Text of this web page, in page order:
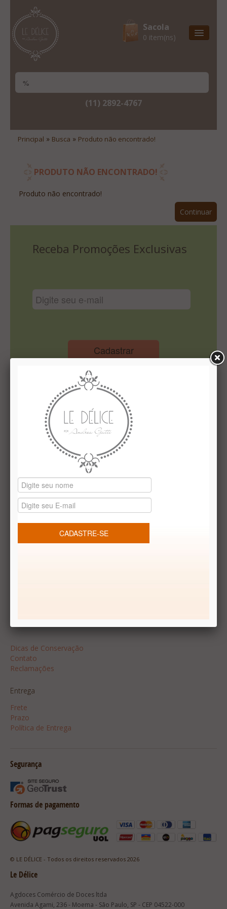
Sacola
0 item(ns)
Natal & 2017
Lista De Desejos
Minha Conta
Site Institucional
Lista De Desejos
(11) 2892-4767
Principal » Busca » Produto não encontrado!
PRODUTO NÃO ENCONTRADO!
Produto não encontrado!
Continuar
Receba Promoções Exclusivas
Cadastrar
Institucional
Quem Somos
Le Délice Atelier
Lista de comparação
Vale presentes
Produtos temáticos
REDES SOCIAIS
Dicas de Conservação
Contato
Reclamações
Entrega
Frete
Prazo
Política de Entrega
Segurança
Formas de pagamento
© LE DÉLICE - Todos os direitos reservados 2026
Le Délice
Agdoces Comércio de Doces ltda
Avenida Agami, 236 - Moema - São Paulo, SP - CEP 04522-000